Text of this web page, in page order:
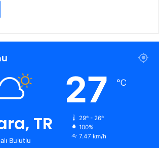
TR
Bulutlu
27 ℃
29º - 26º
100%
7.47 km/h